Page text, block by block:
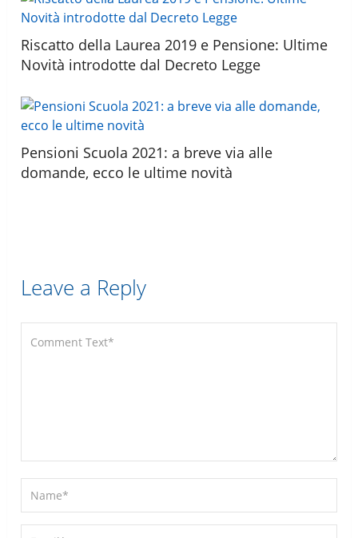
Riscatto della Laurea 2019 e Pensione: Ultime
Novità introdotte dal Decreto Legge
Pensioni Scuola 2021: a breve via alle
domande, ecco le ultime novità
Leave a Reply